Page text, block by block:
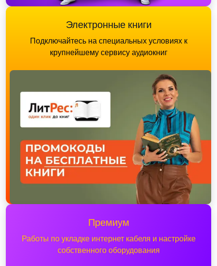
Электронные книги
Подключайтесь на специальных условиях к
крупнейшему сервису аудиокниг
Премиум
Работы по укладке интернет кабеля и настройке
собственного оборудования